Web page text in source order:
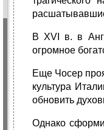
В XVI в. в
огромное
Еще Чосер
культура
обновить
Однако